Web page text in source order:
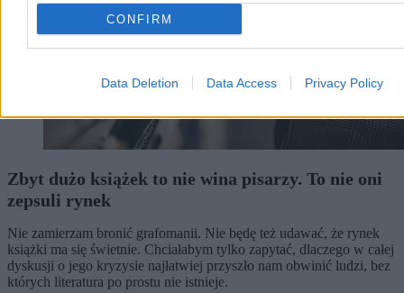
CONFIRM
Data Deletion Data Access Privacy Policy
Zbyt dużo książek to nie wina pisarzy. To nie oni
zepsuli rynek
Nie zamierzam bronić grafomanii. Nie będę też udawać, że rynek
książki ma się świetnie. Chciałabym tylko zapytać, dlaczego w całej
dyskusji o jego kryzysie najłatwiej przyszło nam obwinić ludzi, bez
których literatura po prostu nie istnieje.